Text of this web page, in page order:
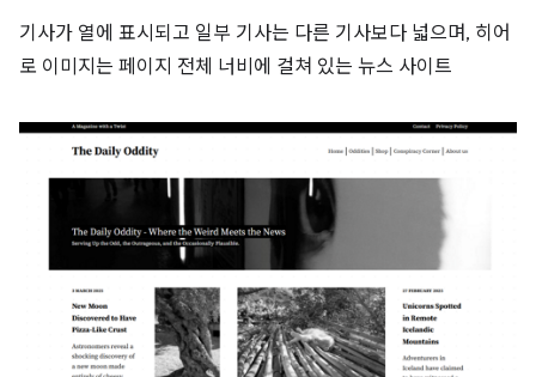
기사가 열에 표시되고 일부 기사는 다른 기사보다 넓으며, 히어
로 이미지는 페이지 전체 너비에 걸쳐 있는 뉴스 사이트